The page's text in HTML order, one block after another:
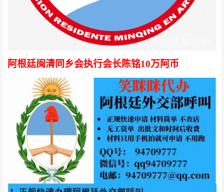
阿根廷闽清同乡会执行会长陈铭10万阿币